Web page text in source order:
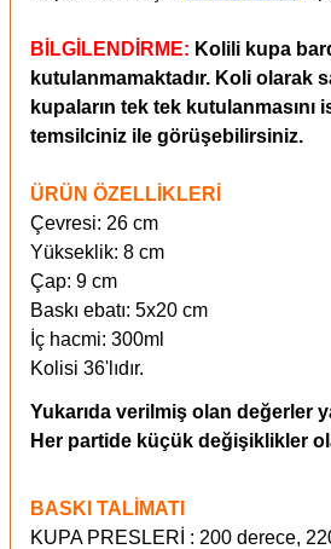
BİLGİLENDİRME: Kolili kupa
kutulanmamaktadır. Koli olarak
kupaların tek tek kutulanmasını
temsilciniz ile görüşebilirsiniz.
ÜRÜN ÖZELLİKLERİ
Çevresi: 26 cm
Yükseklik: 8 cm
Çap: 9 cm
Baskı ebatı: 5x20 cm
İç hacmi: 300ml
Kolisi 36'lıdır.
Yukarıda verilmiş olan değerler
Her partide küçük değişiklikler
BASKI TALİMATI
KUPA PRESLERİ : 200 derece,